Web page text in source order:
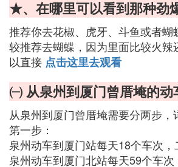
★、在哪里可以看到那种劲
推荐你去花椒、虎牙、斗鱼或者蝴
较推荐去蝴蝶，因为里面比较火辣
以直接 点击这里去观看
㈠ 从泉州到厦门曾厝埯的动
从泉州到厦门曾厝埯需要分两步，
第一步：
泉州动车到厦门站每天18个车次，
泉州动车到厦门北站每天59个车